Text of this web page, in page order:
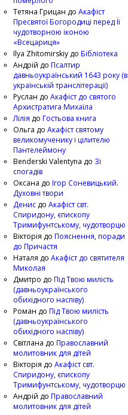
Тетяна Грицан до Акафіст
Пресвятої Богородиці перед Її
чудотворною іконою
«Всецариця»
Ilya Zhitomirskiy до Бібліотека
Андрій до Псалтир
давньоукраїнський 1643 року (в
українській транслітерації)
Руслан до Акафіст до святого
Архистратига Михаїла
Лілія до Гостьова книга
Ольга до Акафіст святому
великомученику і цілителю
Пантелеймону
Benderski Valentyna до Зі
спогадів
Оксана до Ігор Соневицький.
Духовні твори
Денис до Акафіст свт.
Спиридону, єпископу
Тримифунтському, чудотворцю
Вікторія до Пояснення, поради
до Причастя
Наталя до Акафіст до святителя
Миколая
Дмитро до Під Твою милість
(давньоукраїнського
обихідного наспіву)
Роман до Під Твою милість
(давньоукраїнського
обихідного наспіву)
Світлана до Православний
молитовник для дітей
Вікторія до Акафіст свт.
Спиридону, єпископу
Тримифунтському, чудотворцю
Андрій до Православний
молитовник для дітей